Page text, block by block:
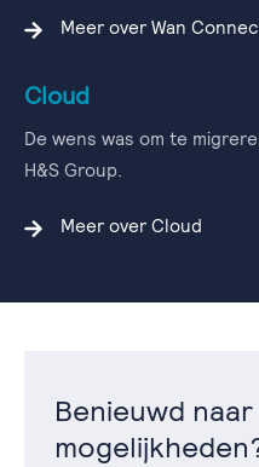
Meer over Wan
Cloud
De wens was om te
H&S Group.
Meer over Cloud
Benieuwd